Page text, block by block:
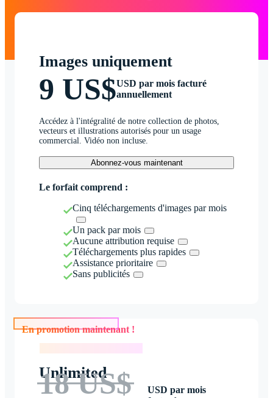
Images uniquement
9 US$USD par mois facturé
annuellement
Accédez à l'intégralité de notre collection de photos,
vecteurs et illustrations autorisés pour un usage
commercial. Vidéo non incluse.
Abonnez-vous maintenant
Le forfait comprend :
Cinq téléchargements d'images par mois
Un pack par mois
Aucune attribution requise
Téléchargements plus rapides
Assistance prioritaire
Sans publicités
En promotion maintenant !
Unlimited
18 US$
USD par mois